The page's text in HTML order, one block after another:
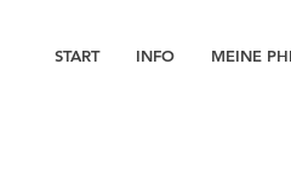
START INFO MEINE